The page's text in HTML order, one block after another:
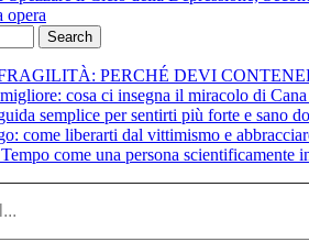
opera
Search
PERCHÉ DEVI
cosa ci insegna il miracolo di
semplice per sentirti più forte e sano
come liberarti dal vittimismo e
come una persona